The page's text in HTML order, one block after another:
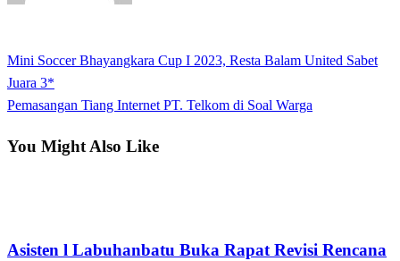
Navigasi
pos
Previous
Post
Mini Soccer Bhayangkara Cup I 2023, Resta Balam United Sabet
Juara 3*
Next
Pemasangan Tiang Internet PT. Telkom di Soal Warga
You Might Also Like
Asisten l Labuhanbatu Buka Rapat Revisi Rencana